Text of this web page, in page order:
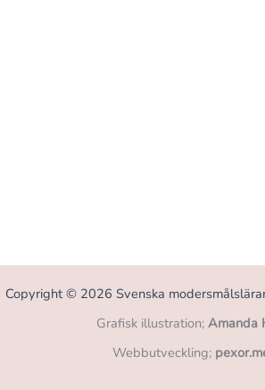
Copyright © 2026 Svenska
Grafisk illustration; Amanda
Webbutveckling;